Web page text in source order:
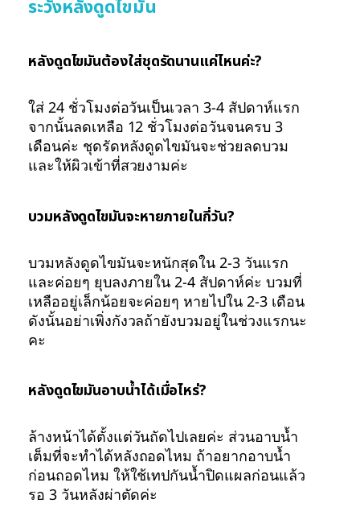
ระวังหลังดูดไขมัน
หลังดูดไขมันต้องใส่ชุดรัดนานแค่ไหนค่ะ?
ใส่ 24 ชั่วโมงต่อวันเป็นเวลา 3-4 สัปดาห์แรก
จากนั้นลดเหลือ 12 ชั่วโมงต่อวันจนครบ 3
เดือนค่ะ ชุดรัดหลังดูดไขมันจะช่วยลดบวม
และให้ผิวเข้าที่สวยงามค่ะ
บวมหลังดูดไขมันจะหายภายในกี่วัน?
บวมหลังดูดไขมันจะหนักสุดใน 2-3 วันแรก
และค่อยๆ ยุบลงภายใน 2-4 สัปดาห์ค่ะ บวมที่
เหลืออยู่เล็กน้อยจะค่อยๆ หายไปใน 2-3 เดือน
ดังนั้นอย่าเพิ่งกังวลถ้ายังบวมอยู่ในช่วงแรกนะ
คะ
หลังดูดไขมันอาบน้ำได้เมื่อไหร่?
ล้างหน้าได้ตั้งแต่วันถัดไปเลยค่ะ ส่วนอาบน้ำ
เต็มที่จะทำได้หลังถอดไหม ถ้าอยากอาบน้ำ
ก่อนถอดไหม ให้ใช้เทปกันน้ำปิดแผลก่อนแล้ว
รอ 3 วันหลังผ่าตัดค่ะ